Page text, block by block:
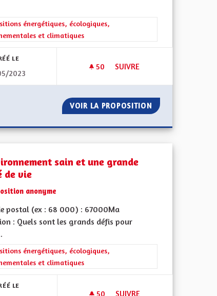
et climatiques
AUX ENJEUX CLIMATIQUES ET DE BIODIVERSITÉ
DES ÉLUS AUX ENJEUX CLIMATIQUES ET DE
résultats de la catégorie : Les transitions énergétiques,
énergétiques, écologiques,
et climatiques
LE
2023
50 50 ABONNÉS
SUIVRE
VOIR LA PROPOSITION CRÉER LA
et climatiques
sain et une grande
de vie
anonyme
postal (ex : 68 000) : 67000Ma
: Quels sont les grands défis pour
résultats de la catégorie : Les transitions énergétiques,
énergétiques, écologiques,
et climatiques
LE
50 50 ABONNÉS
SUIVRE